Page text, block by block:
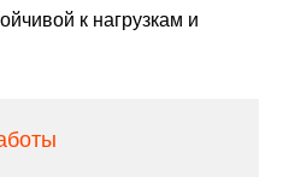
к нагрузкам и